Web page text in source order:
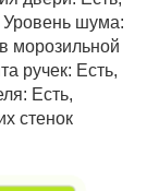
Уровень шума:
морозильной
ручек: Есть,
Есть,
стенок